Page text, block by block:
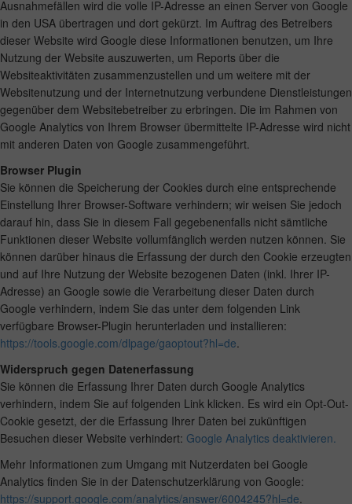
Ausnahmefällen wird die volle IP-Adresse an einen Server von Google
in den USA übertragen und dort gekürzt. Im Auftrag des Betreibers
dieser Website wird Google diese Informationen benutzen, um Ihre
Nutzung der Website auszuwerten, um Reports über die
Websiteaktivitäten zusammenzustellen und um weitere mit der
Websitenutzung und der Internetnutzung verbundene Dienstleistungen
gegenüber dem Websitebetreiber zu erbringen. Die im Rahmen von
Google Analytics von Ihrem Browser übermittelte IP-Adresse wird nicht
mit anderen Daten von Google zusammengeführt.
Browser Plugin
Sie können die Speicherung der Cookies durch eine entsprechende
Einstellung Ihrer Browser-Software verhindern; wir weisen Sie jedoch
darauf hin, dass Sie in diesem Fall gegebenenfalls nicht sämtliche
Funktionen dieser Website vollumfänglich werden nutzen können. Sie
können darüber hinaus die Erfassung der durch den Cookie erzeugten
und auf Ihre Nutzung der Website bezogenen Daten (inkl. Ihrer IP-
Adresse) an Google sowie die Verarbeitung dieser Daten durch
Google verhindern, indem Sie das unter dem folgenden Link
verfügbare Browser-Plugin herunterladen und installieren:
https://tools.google.com/dlpage/gaoptout?hl=de.
Widerspruch gegen Datenerfassung
Sie können die Erfassung Ihrer Daten durch Google Analytics
verhindern, indem Sie auf folgenden Link klicken. Es wird ein Opt-Out-
Cookie gesetzt, der die Erfassung Ihrer Daten bei zukünftigen
Besuchen dieser Website verhindert: Google Analytics deaktivieren.
Mehr Informationen zum Umgang mit Nutzerdaten bei Google
Analytics finden Sie in der Datenschutzerklärung von Google:
https://support.google.com/analytics/answer/6004245?hl=de.